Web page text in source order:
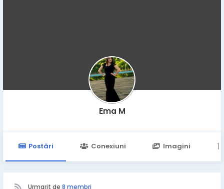
Ema M
Postări Conexiuni Imagini
Urmarit de 8 membri